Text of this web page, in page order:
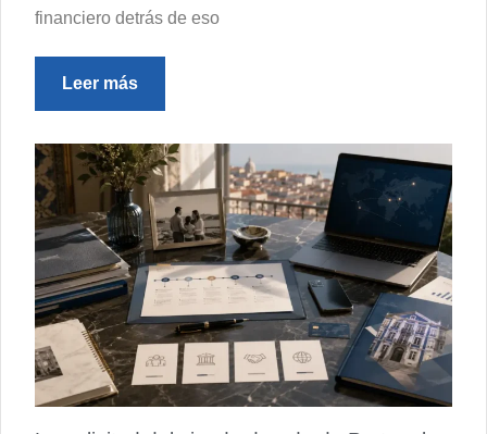
financiero detrás de eso
Leer más